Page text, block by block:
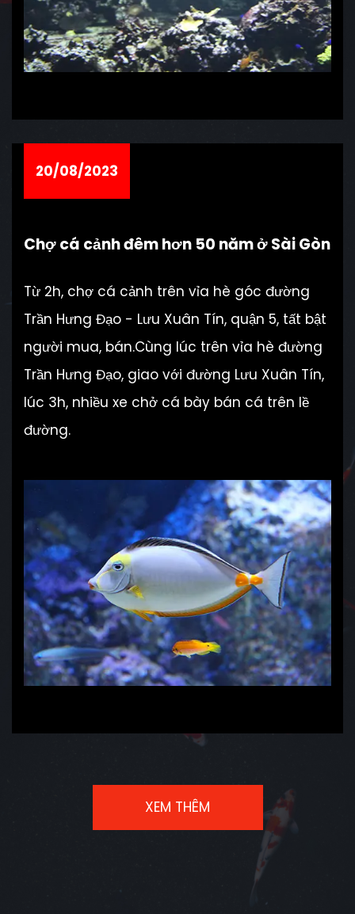
20/08/2023
Chợ cá cảnh đêm hơn 50 năm ở Sài Gòn
Từ 2h, chợ cá cảnh trên vỉa hè góc đường
Trần Hưng Đạo - Lưu Xuân Tín, quận 5, tất bật
người mua, bán.Cùng lúc trên vỉa hè đường
Trần Hưng Đạo, giao với đường Lưu Xuân Tín,
lúc 3h, nhiều xe chở cá bày bán cá trên lề
đường.
XEM THÊM